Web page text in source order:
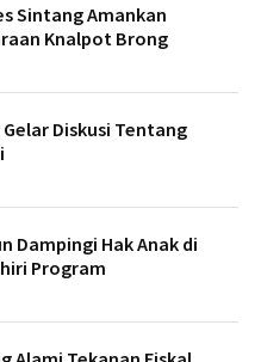
Sintang Amankan
Knalpot Brong
Gelar Diskusi Tentang
Dampingi Hak Anak di
Program